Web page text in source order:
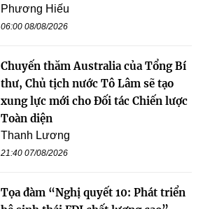
Phương Hiếu
06:00 08/08/2026
Chuyến thăm Australia của Tổng Bí
thư, Chủ tịch nước Tô Lâm sẽ tạo
xung lực mới cho Đối tác Chiến lược
Toàn diện
Thanh Lương
21:40 07/08/2026
Tọa đàm “Nghị quyết 10: Phát triển